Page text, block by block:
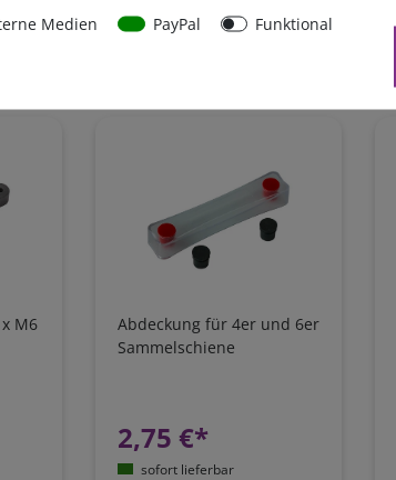
sofort lieferbar
*inkl. 19% MwSt. zzgl.Versandkosten
M6
Abdeckung für 4er und 6er
Sammelschiene
2,75 €*
sofort lieferbar
Medien PayPal
Funktional